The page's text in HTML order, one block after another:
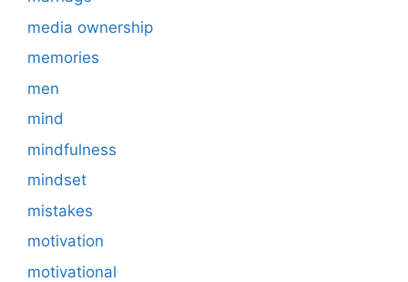
media ownership
memories
men
mind
mindfulness
mindset
mistakes
motivation
motivational